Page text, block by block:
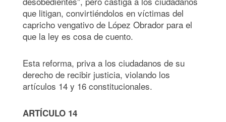
que litigan, convirtiéndolos en víctimas del
capricho vengativo de López Obrador para el
que la ley es cosa de cuento.
Esta reforma, priva a los ciudadanos de su
derecho de recibir justicia, violando los
artículos 14 y 16 constitucionales.
ARTÍCULO 14